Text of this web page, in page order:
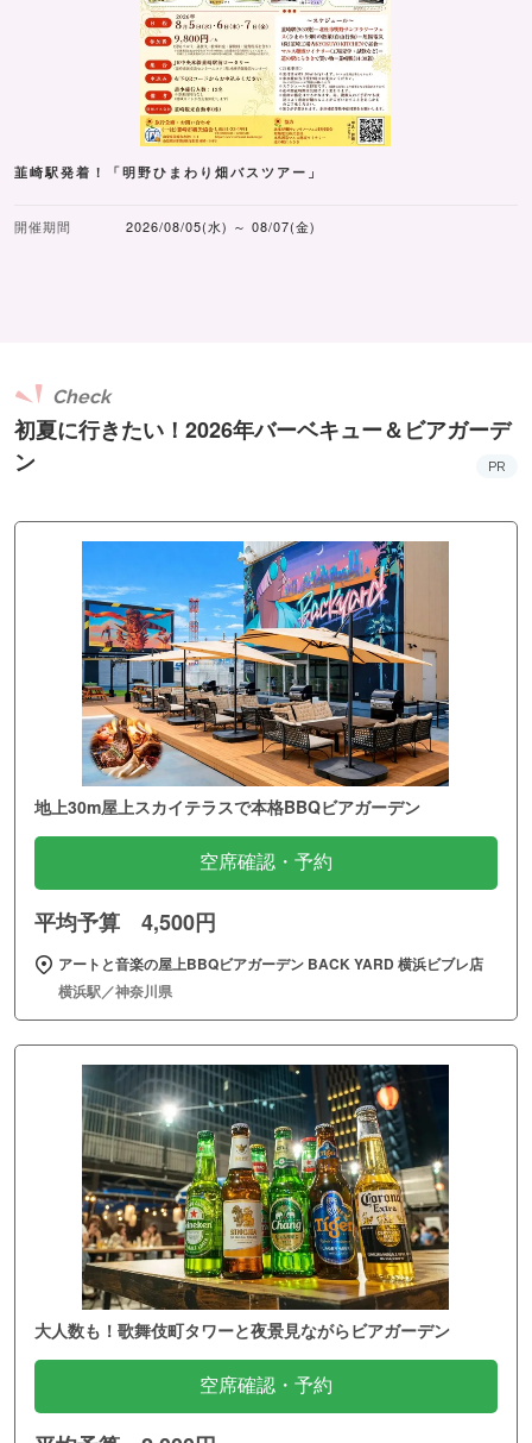
韮崎駅発着！「明野ひまわり畑バスツアー」
開催期間 2026/08/05(水) ～ 08/07(金)
初夏に行きたい！2026年バーベキュー＆ビアガーデ
ン
Check
PR
地上30m屋上スカイテラスで本格BBQビアガーデン
空席確認・予約
平均予算 4,500円
アートと音楽の屋上BBQビアガーデン BACK YARD 横浜ビブレ店
横浜駅／神奈川県
大人数も！歌舞伎町タワーと夜景見ながらビアガーデン
空席確認・予約